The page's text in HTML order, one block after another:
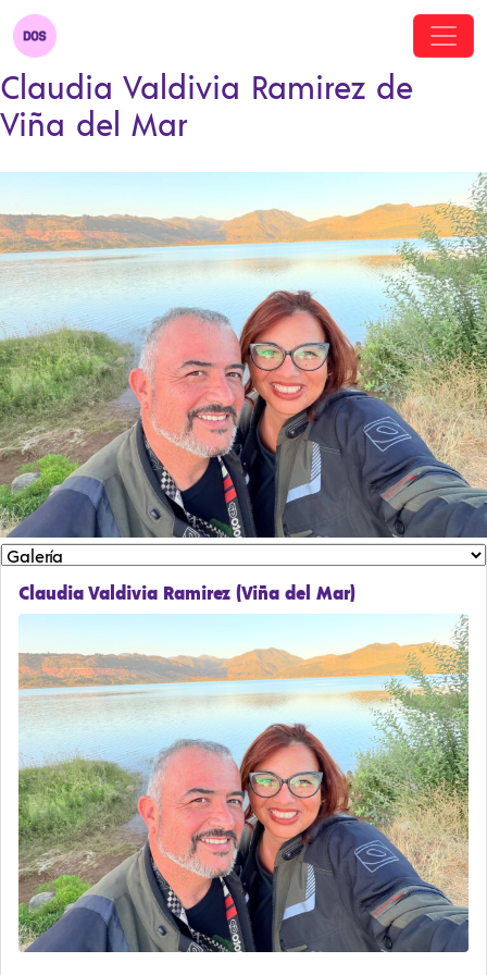
Claudia Valdivia Ramirez de
Viña del Mar
Claudia Valdivia Ramirez (Viña del Mar)